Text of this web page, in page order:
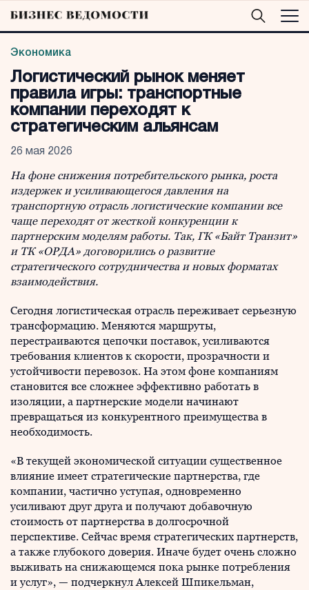
Экономика
Логистический рынок меняет
правила игры: транспортные
компании переходят к
стратегическим альянсам
26 мая 2026
На фоне снижения потребительского рынка, роста
издержек и усиливающегося давления на
транспортную отрасль логистические компании все
чаще переходят от жесткой конкуренции к
партнерским моделям работы. Так, ГК «Байт Транзит»
и ТК «ОРДА» договорились о развитие
стратегического сотрудничества и новых форматах
взаимодействия.
Сегодня логистическая отрасль переживает серьезную
трансформацию. Меняются маршруты,
перестраиваются цепочки поставок, усиливаются
требования клиентов к скорости, прозрачности и
устойчивости перевозок. На этом фоне компаниям
становится все сложнее эффективно работать в
изоляции, а партнерские модели начинают
превращаться из конкурентного преимущества в
необходимость.
«В текущей экономической ситуации существенное
влияние имеет стратегические партнерства, где
компании, частично уступая, одновременно
усиливают друг друга и получают добавочную
стоимость от партнерства в долгосрочной
перспективе. Сейчас время стратегических партнерств,
а также глубокого доверия. Иначе будет очень сложно
выживать на снижающемся пока рынке потребления
и услуг», — подчеркнул Алексей Шпикельман,